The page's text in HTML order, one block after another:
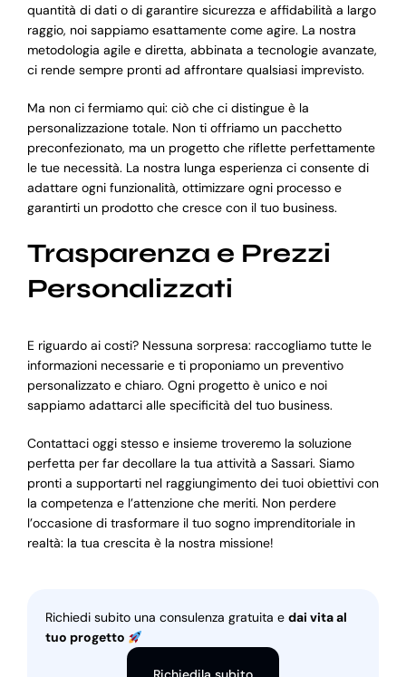
quantità di dati o di garantire sicurezza e affidabilità a largo
raggio, noi sappiamo esattamente come agire. La nostra
metodologia agile e diretta, abbinata a tecnologie avanzate,
ci rende sempre pronti ad affrontare qualsiasi imprevisto.
Ma non ci fermiamo qui: ciò che ci distingue è la
personalizzazione totale. Non ti offriamo un pacchetto
preconfezionato, ma un progetto che riflette perfettamente
le tue necessità. La nostra lunga esperienza ci consente di
adattare ogni funzionalità, ottimizzare ogni processo e
garantirti un prodotto che cresce con il tuo business.
Trasparenza e Prezzi
Personalizzati
E riguardo ai costi? Nessuna sorpresa: raccogliamo tutte le
informazioni necessarie e ti proponiamo un preventivo
personalizzato e chiaro. Ogni progetto è unico e noi
sappiamo adattarci alle specificità del tuo business.
Contattaci oggi stesso e insieme troveremo la soluzione
perfetta per far decollare la tua attività a Sassari. Siamo
pronti a supportarti nel raggiungimento dei tuoi obiettivi con
la competenza e l’attenzione che meriti. Non perdere
l’occasione di trasformare il tuo sogno imprenditoriale in
realtà: la tua crescita è la nostra missione!
Richiedi subito una consulenza gratuita e dai vita al
tuo progetto